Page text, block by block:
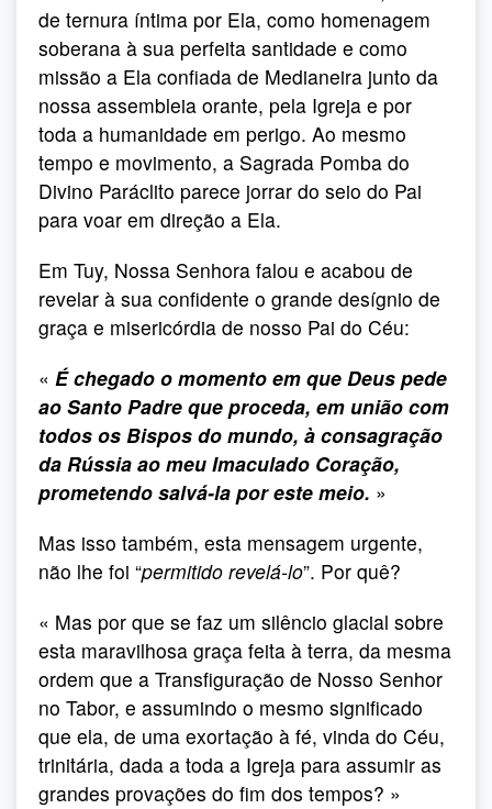
de ternura íntima por Ela, como homenagem
soberana à sua perfeita santidade e como
missão a Ela confiada de Medianeira junto da
nossa assembleia orante, pela Igreja e por
toda a humanidade em perigo. Ao mesmo
tempo e movimento, a Sagrada Pomba do
Divino Paráclito parece jorrar do seio do Pai
para voar em direção a Ela.
Em Tuy, Nossa Senhora falou e acabou de
revelar à sua confidente o grande desígnio de
graça e misericórdia de nosso Pai do Céu:
« É chegado o momento em que Deus pede
ao Santo Padre que proceda, em união com
todos os Bispos do mundo, à consagração
da Rússia ao meu Imaculado Coração,
prometendo salvá-la por este meio. »
Mas isso também, esta mensagem urgente,
não lhe foi “permitido revelá-lo”. Por quê?
« Mas por que se faz um silêncio glacial sobre
esta maravilhosa graça feita à terra, da mesma
ordem que a Transfiguração de Nosso Senhor
no Tabor, e assumindo o mesmo significado
que ela, de uma exortação à fé, vinda do Céu,
trinitária, dada a toda a Igreja para assumir as
grandes provações do fim dos tempos? »